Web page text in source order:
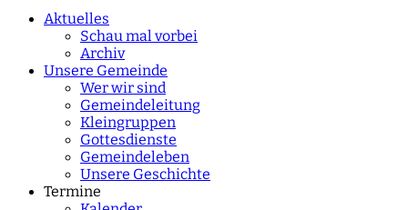
Aktuelles
Schau mal vorbei
Archiv
Unsere Gemeinde
Wer wir sind
Gemeindeleitung
Kleingruppen
Gottesdienste
Gemeindeleben
Unsere Geschichte
Termine